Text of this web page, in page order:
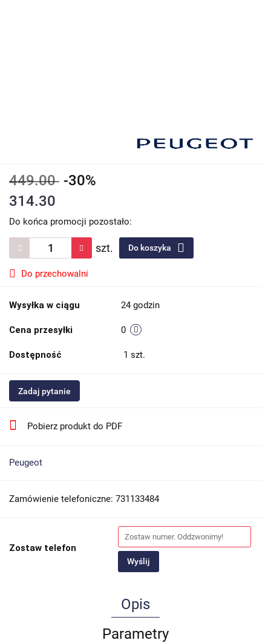
449.00 -30%
314.30
Do końca promocji pozostało:
szt. Do koszyka
Do przechowalni
Wysyłka w ciągu 24 godzin
Cena przesyłki 0
Dostępność 1 szt.
Zadaj pytanie
Pobierz produkt do PDF
Peugeot
Zamówienie telefoniczne: 731133484
Zostaw telefon
Wyślij
Opis
Parametry